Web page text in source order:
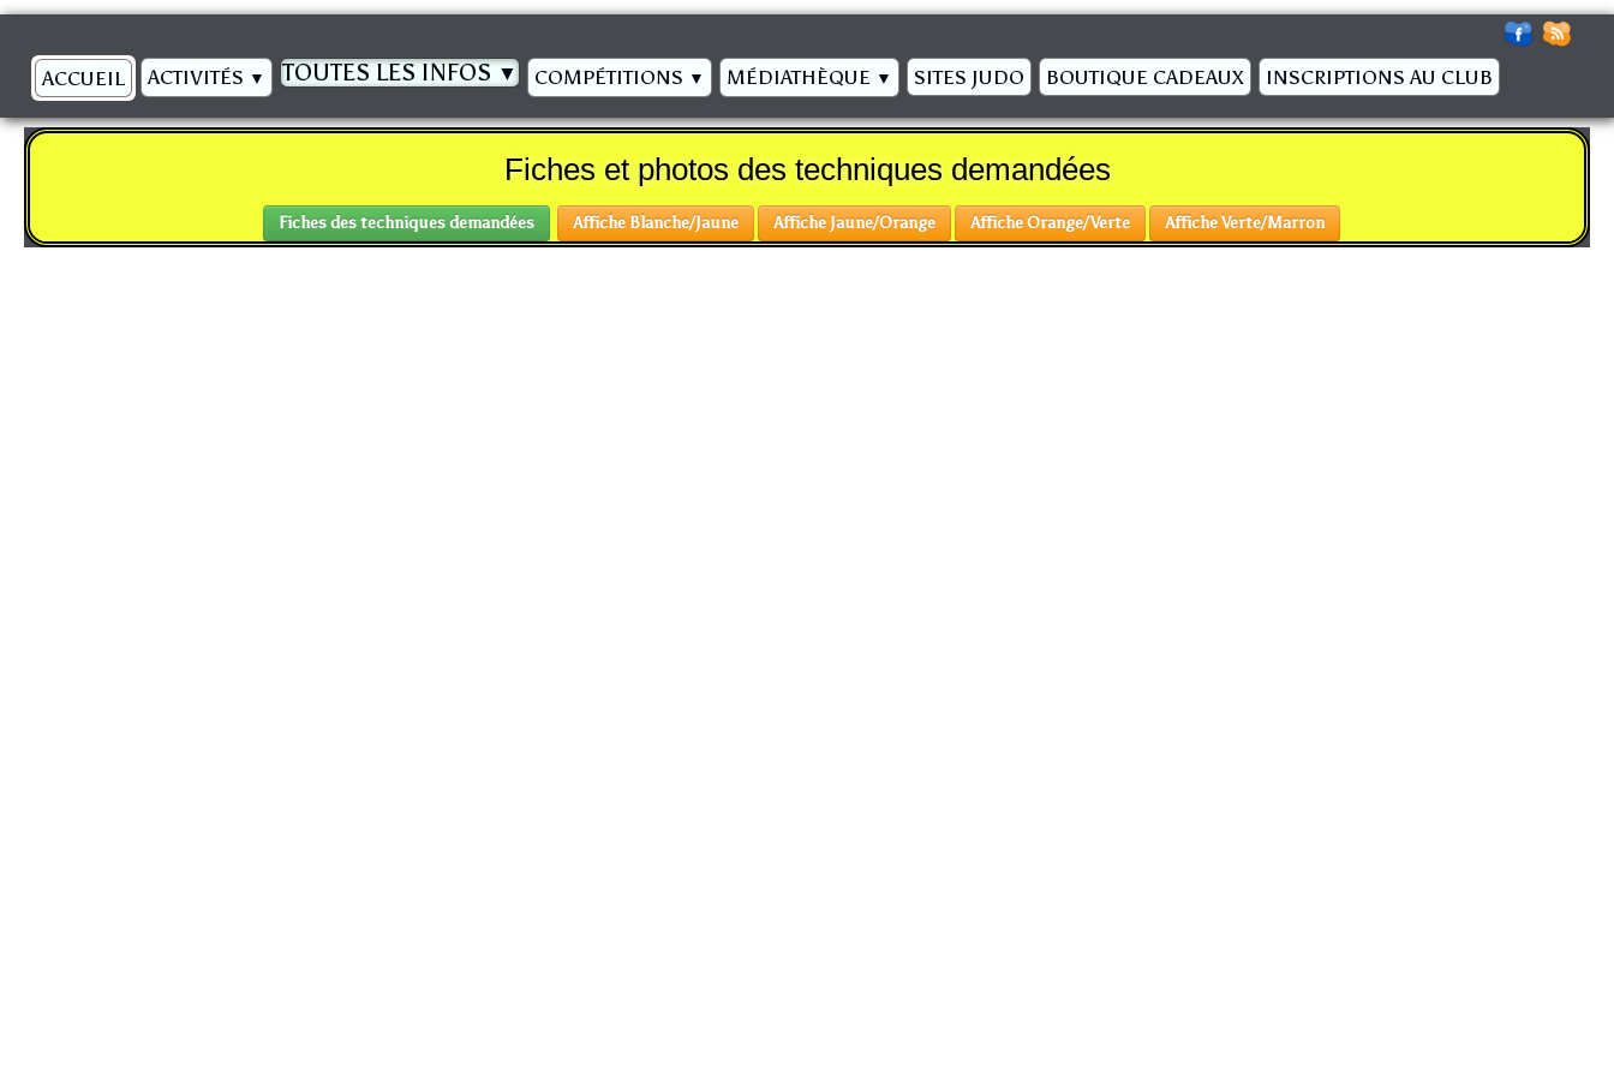
ACCUEIL ACTIVITÉS ▼ TOUTES LES INFOS▼ COMPÉTITIONS ▼ MÉDIATHÈQUE ▼ SITES JUDO BOUTIQUE CADEAUX INSCRIPTIONS AU CLUB
Fiches et photos des techniques demandées
Fiches des techniques demandées Affiche Blanche/Jaune Affiche Jaune/Orange Affiche Orange/Verte Affiche Verte/Marron